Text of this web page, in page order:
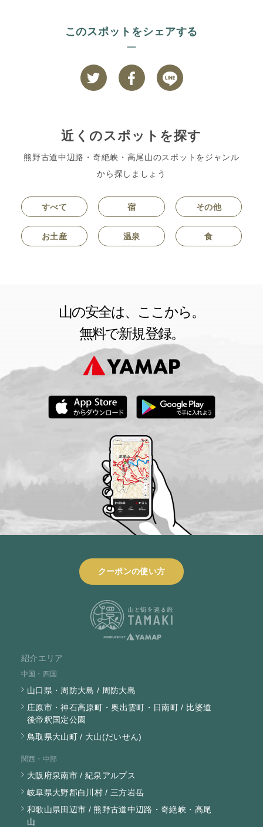
このスポットをシェアする
近くのスポットを探す
熊野古道中辺路・奇絶峡・高尾山のスポットをジャンル
から探しましょう
すべて 宿 その他
お土産 温泉 食
山の安全は、ここから。
無料で新規登録。
クーポンの使い方
紹介エリア
中国・四国
山口県・周防大島 / 周防大島
庄原市・神石高原町・奥出雲町・日南町 / 比婆道
後帝釈国定公園
鳥取県大山町 / 大山(だいせん)
関西・中部
大阪府泉南市 / 紀泉アルプス
岐阜県大野郡白川村 / 三方岩岳
和歌山県田辺市 / 熊野古道中辺路・奇絶峡・高尾
山